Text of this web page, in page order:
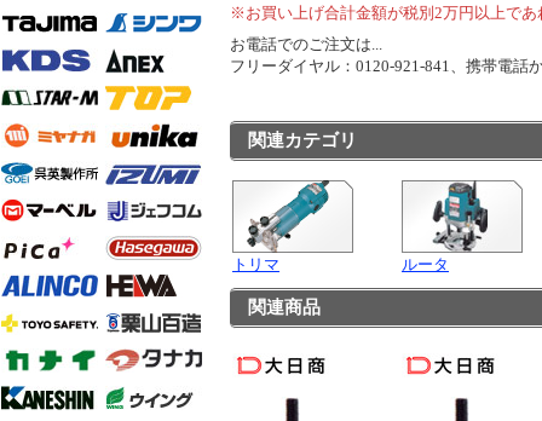
※お買い上げ合計金額が税別2万円以上で
お電話でのご注文は...
フリーダイヤル：0120-921-841、携帯電
関連カテゴリ
トリマ ルータ
関連商品